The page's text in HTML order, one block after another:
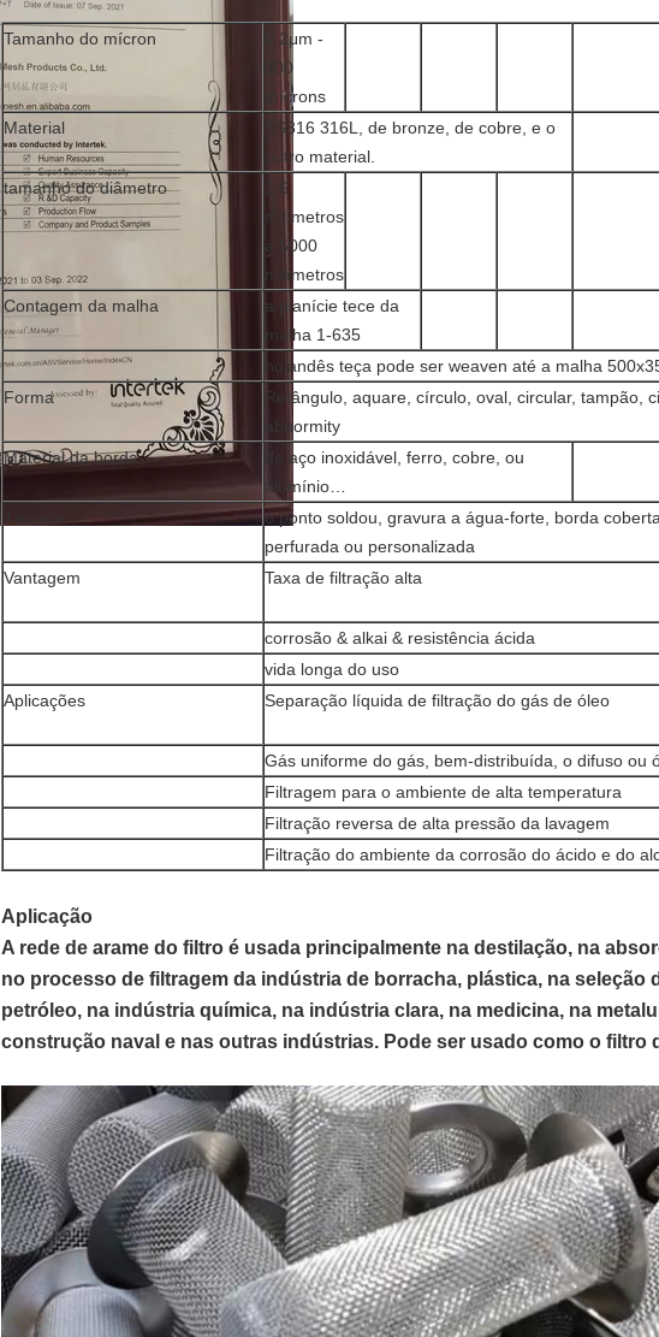
Tamanho do mícron
0.2μm -
300
mícrons
Material
SS316 316L, de bronze, de cobre, e o
outro material.
tamanho do diâmetro
2,6
milímetros
a 5000
milímetros
Contagem da malha
a planície tece da
malha 1-635
holandês teça pode ser weaven até a malha
Forma
Retângulo, aquare, círculo, oval, circular, tampão,
abnormity
Material da borda
de aço inoxidável, ferro, cobre, ou
alumínio…
o ponto soldou, gravura a água-forte, borda
perfurada ou personalizada
Vantagem
Taxa de filtração alta
corrosão & alkai & resistência ácida
vida longa do uso
Aplicações
Separação líquida de filtração do gás de óleo
Gás uniforme do gás, bem-distribuída, o difuso ou
Filtragem para o ambiente de alta temperatura
Filtração reversa de alta pressão da lavagem
Filtração do ambiente da corrosão do ácido e do
Aplicação
A rede de arame do filtro é usada principalmente na destilação, na
no processo de filtragem da indústria de borracha, plástica, na seleção
petróleo, na indústria química, na indústria clara, na medicina, na
construção naval e nas outras indústrias. Pode ser usado como o filtro